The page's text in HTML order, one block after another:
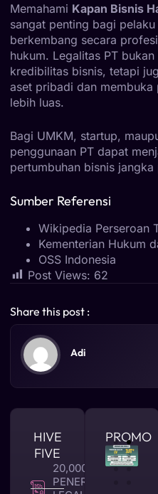
Memahami Kapan Bisnis
sangat penting bagi
berkembang secara
hukum. Legalitas PT
kredibilitas bisnis, tetapi
aset pribadi dan membuka
lebih luas.
Bagi UMKM, startup,
penggunaan PT dapat
pertumbuhan bisnis jangka
Sumber Referensi
Wikipedia Perseroan
Kementerian Hukum
OSS Indonesia
Post Views: 62
Share this post :
Adi
HIVE
FIVE
20,000 +
PENERBITAN
PROMO